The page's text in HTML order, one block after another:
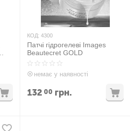
КОД: 4300
Патчі гідрогелеві Images
Beautecret GOLD
немає у наявності
132 00 грн.